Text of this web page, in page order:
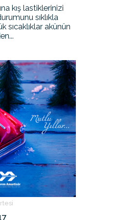
kış lastiklerinizi
sıklıkla
sıcaklıklar akünün